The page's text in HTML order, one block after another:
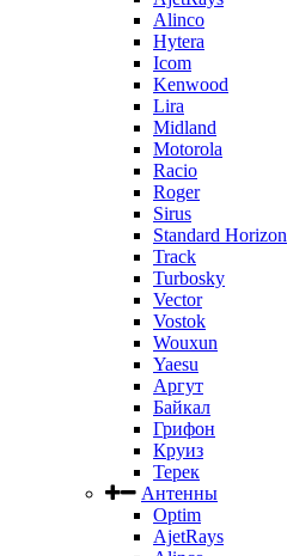
Alinco
Hytera
Icom
Kenwood
Lira
Midland
Motorola
Racio
Roger
Sirus
Standard Horizon
Track
Turbosky
Vector
Vostok
Wouxun
Yaesu
Аргут
Байкал
Грифон
Круиз
Терек
Антенны
Optim
AjetRays